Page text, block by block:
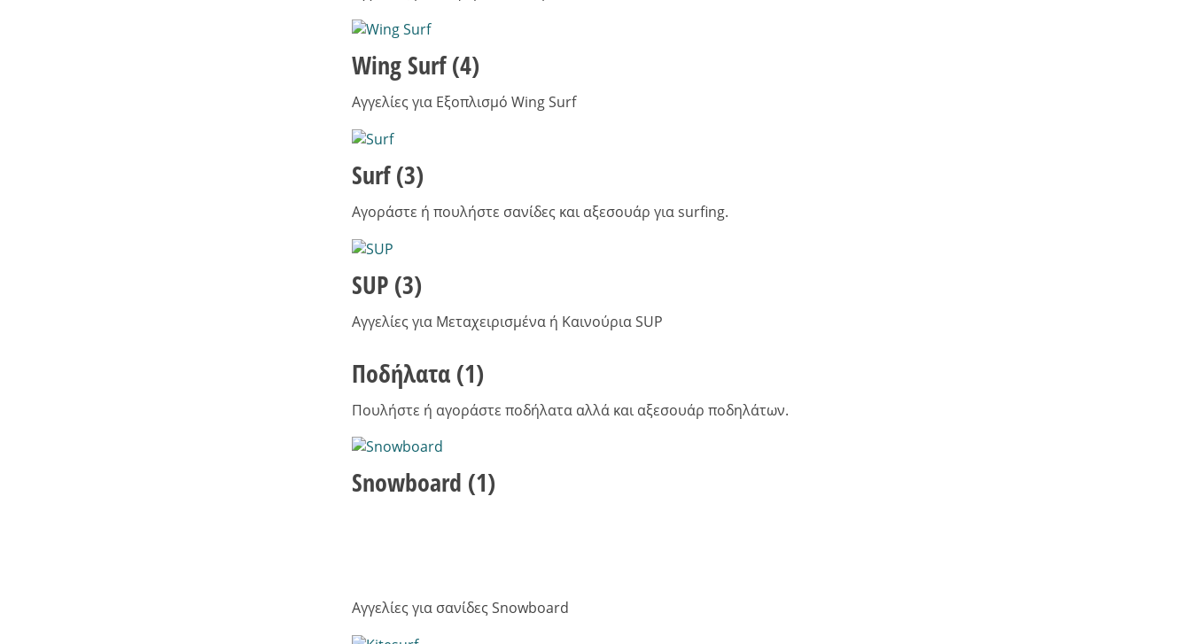
Wing Surf(4)
Αγγελίες για Εξοπλισμό Wing Surf
Surf(3)
Αγοράστε ή πουλήστε σανίδες και αξεσουάρ για surfing.
SUP (3)
Αγγελίες για Μεταχειρισμένα ή Καινούρια SUP
Ποδήλατα (1)
Πουλήστε ή αγοράστε ποδήλατα αλλά και αξεσουάρ ποδηλάτων.
Snowboard (1)
Αγγελίες για σανίδες Snowboard